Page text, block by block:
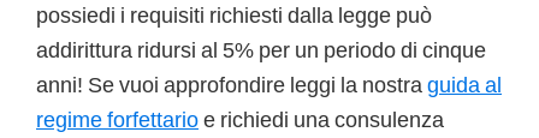
possiedi i requisiti richiesti dalla legge può
addirittura ridursi al 5% per un periodo di cinque
anni! Se vuoi approfondire leggi la nostra guida al
regime forfettarioe richiedi una consulenza